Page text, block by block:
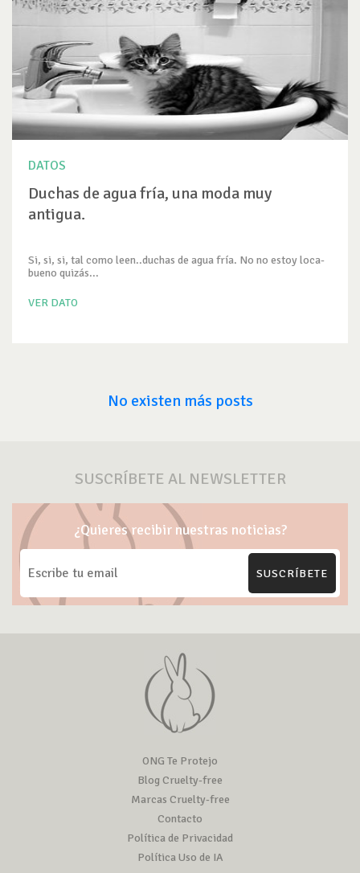
DATOS
Duchas de agua fría, una moda muy
antigua.
Si, si, si, tal como leen..duchas de agua fría. No no estoy loca-
bueno quizás...
VER DATO
No existen más posts
SUSCRÍBETE AL NEWSLETTER
¿Quieres recibir nuestras noticias?
SUSCRÍBETE
ONG Te Protejo
Blog Cruelty-free
Marcas Cruelty-free
Contacto
Política de Privacidad
Política Uso de IA